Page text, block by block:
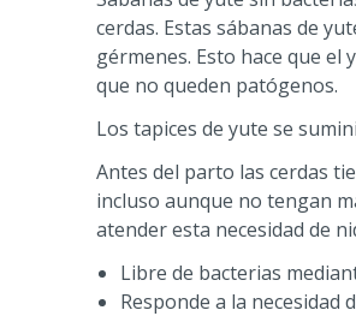
cerdas. Estas sábanas de
gérmenes. Esto hace que
que no queden patógenos.
Los tapices de yute se
Antes del parto las cerdas
incluso aunque no tengan
atender esta necesidad de
Libre de bacterias
Responde a la necesidad